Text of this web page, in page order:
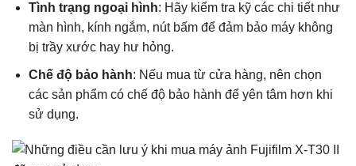
Tình trạng ngoại hình: Hãy kiểm tra kỹ các chi tiết như
màn hình, kính ngắm, nút bấm để đảm bảo máy không
bị trầy xước hay hư hỏng.
Chế độ bảo hành: Nếu mua từ cửa hàng, nên chọn
các sản phẩm có chế độ bảo hành để yên tâm hơn khi
sử dụng.